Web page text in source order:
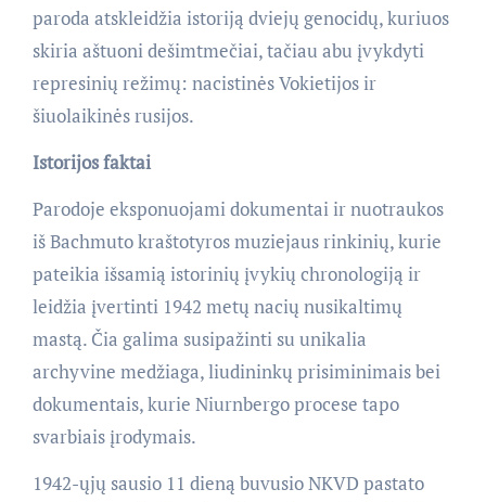
paroda atskleidžia istoriją dviejų genocidų, kuriuos
skiria aštuoni dešimtmečiai, tačiau abu įvykdyti
represinių režimų: nacistinės Vokietijos ir
šiuolaikinės rusijos.
Istorijos faktai
Parodoje eksponuojami dokumentai ir nuotraukos
iš Bachmuto kraštotyros muziejaus rinkinių, kurie
pateikia išsamią istorinių įvykių chronologiją ir
leidžia įvertinti 1942 metų nacių nusikaltimų
mastą. Čia galima susipažinti su unikalia
archyvine medžiaga, liudininkų prisiminimais bei
dokumentais, kurie Niurnbergo procese tapo
svarbiais įrodymais.
1942-ųjų sausio 11 dieną buvusio NKVD pastato